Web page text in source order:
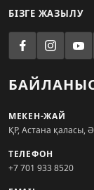
БІЗГЕ ЖАЗЫЛУ
МЕКЕН-ЖАЙ
ҚР, Астана қаласы,
ТЕЛЕФОН
+7 701 933 8520